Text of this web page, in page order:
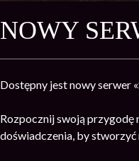
NOWY
Dostępny jest nowy serwer
Rozpocznij swoją przygodę
doświadczenia, by